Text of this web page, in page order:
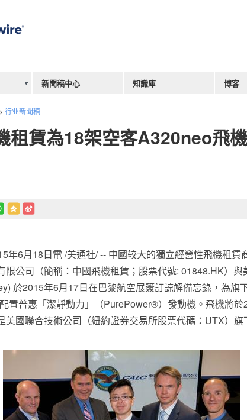
行业新聞稿
租賃為18架空客A320neo飛
年6月18日電 /美通社/ -- 中國较大的獨立經營性飛機租賃
限公司（簡稱：中國飛機租賃；股票代號: 01848.HK）與
於2015年6月17日在巴黎航空展簽訂諒解備忘錄，為旗
置普惠「潔靜動力」（PurePower®）發動機。飛機將於
美國聯合技術公司（紐約證券交易所股票代碼：UTX）旗
新聞稿中心 知識庫 博客